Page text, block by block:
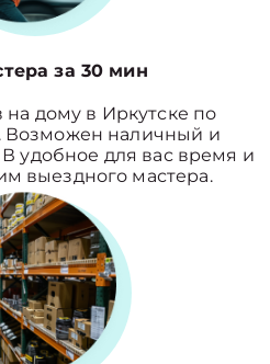
за 30 мин
на дому в Иркутске по
Возможен наличный и
удобное для вас время и
выездного мастера.